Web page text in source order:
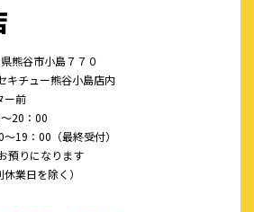
熊谷市小島７７０
キチュー熊谷小島店内
ー前
20：00
19：00（最終受付）
預りになります
業日を除く）